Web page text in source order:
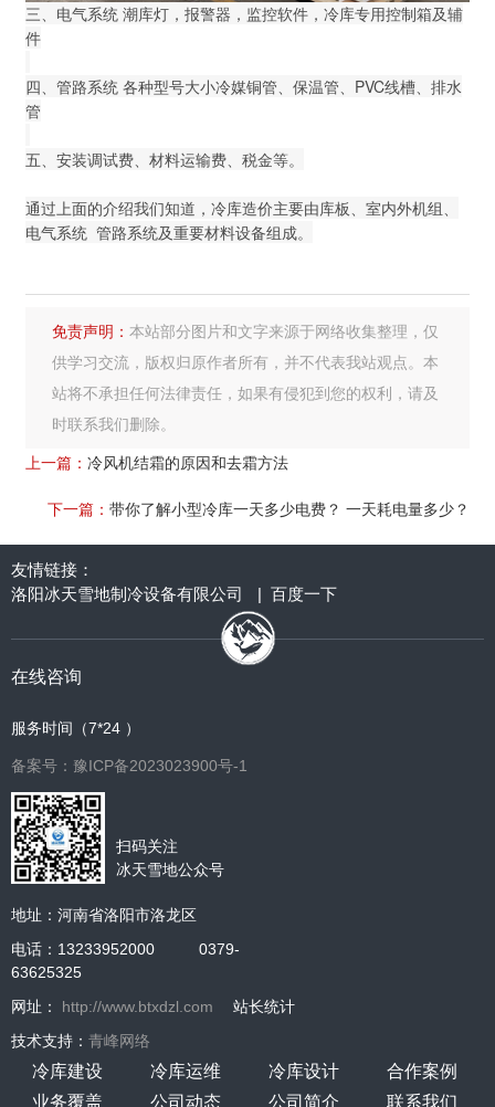
三、电气系统 潮库灯，报警器，监控软件，冷库专用控制箱及辅
件
四、管路系统 各种型号大小冷媒铜管、保温管、PVC线槽、排水
管
五、安装调试费、材料运输费、税金等。
通过上面的介绍我们知道，冷库造价主要由库板、室内外机组、
电气系统 管路系统及重要材料设备组成。
免责声明：本站部分图片和文字来源于网络收集整理，仅
供学习交流，版权归原作者所有，并不代表我站观点。本
站将不承担任何法律责任，如果有侵犯到您的权利，请及
时联系我们删除。
上一篇：冷风机结霜的原因和去霜方法
下一篇： 带你了解小型冷库一天多少电费？ 一天耗电量多少？
友情链接：
洛阳冰天雪地制冷设备有限公司
| 百度一下
在线咨询
服务时间（7*24 ）
备案号：豫ICP备2023023900号-1
扫码关注
冰天雪地公众号
地址：河南省洛阳市洛龙区
电话：13233952000 0379-
63625325
网址： http://www.btxdzl.com 站长统计
技术支持： 青峰网络
冷库建设 冷库运维 冷库设计
合作案例
业务覆盖
公司动态 公司简介 联系我们